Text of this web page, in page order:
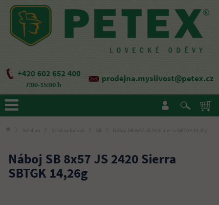
+420 602 652 400
7:00-15:00 h
prodejna.myslivost@petex.cz
Střelivo Střelivo kulové SB Náboj SB 8x57 JS 2420 Sierra SBTGK 14,26g
Náboj SB 8x57 JS 2420 Sierra
SBTGK 14,26g